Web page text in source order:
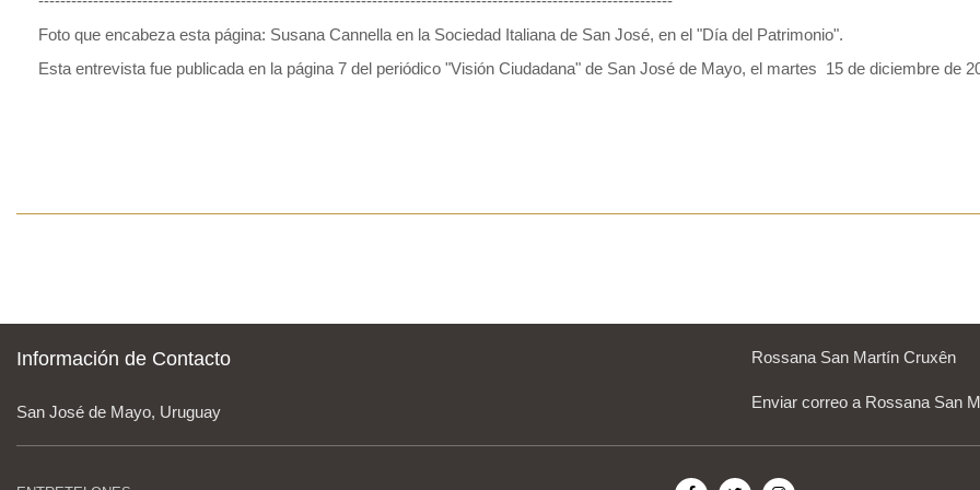
Foto que encabeza esta página: Susana Cannella en la Sociedad Italiana de San José, en el "Día del Patrimonio".
Esta entrevista fue publicada en la página 7 del periódico "Visión Ciudadana" de San José de Mayo, el martes 15 de diciembre de
Información de Contacto
San José de Mayo, Uruguay
Rossana San Martín Cruxên
Enviar correo a Rossana San